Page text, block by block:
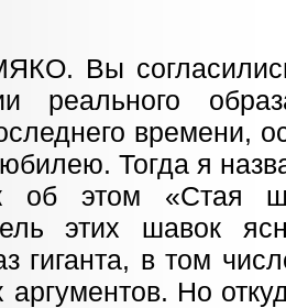
Вы
реального
времени,
Тогда я
об этом «Стая
этих шавок
гиганта, в том
аргументов. Но